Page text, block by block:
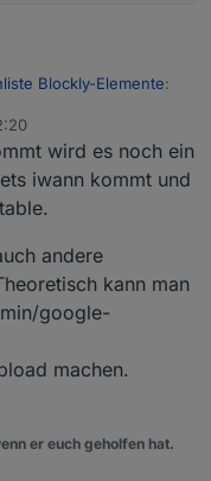
Blockly-Elemente:
würde
nicht so
weil sehr viele
daher möchte ich hier
🤪
wird es noch ein
iwann kommt und
andere
kann man
google-
machen.
er euch geholfen hat.